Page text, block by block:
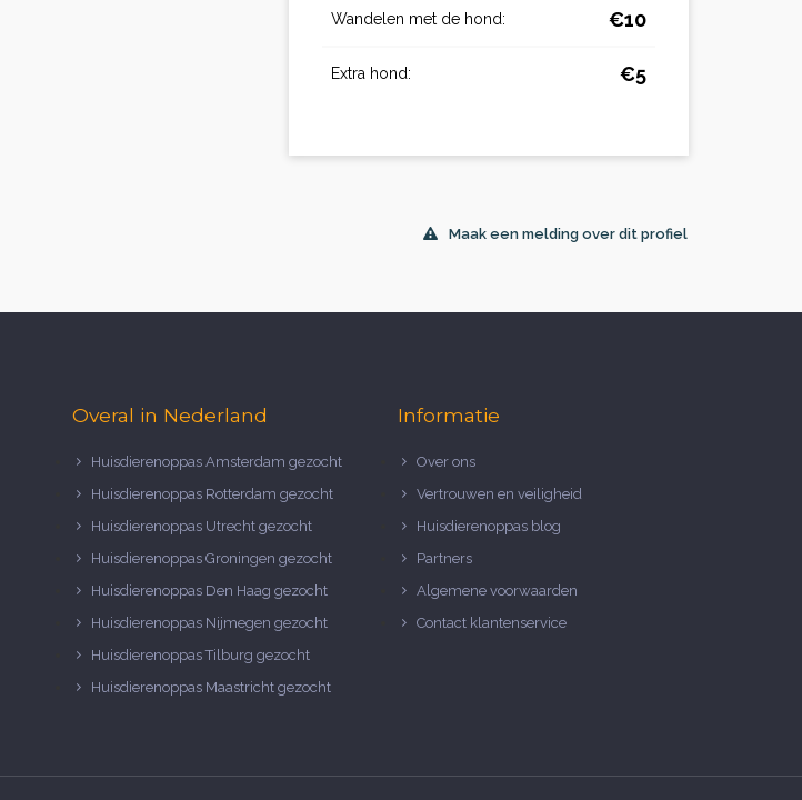
Wandelen met de hond: €10
Extra hond: €5
Maak een melding over dit profiel
Overal in Nederland
Huisdierenoppas Amsterdam gezocht
Huisdierenoppas Rotterdam gezocht
Huisdierenoppas Utrecht gezocht
Huisdierenoppas Groningen gezocht
Huisdierenoppas Den Haag gezocht
Huisdierenoppas Nijmegen gezocht
Huisdierenoppas Tilburg gezocht
Huisdierenoppas Maastricht gezocht
Informatie
Over ons
Vertrouwen en veiligheid
Huisdierenoppas blog
Partners
Algemene voorwaarden
Contact klantenservice